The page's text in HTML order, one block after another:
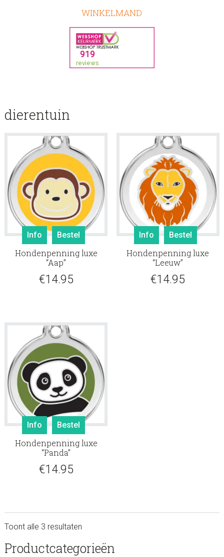
WINKELMAND
dierentuin
Info Bestel
Hondenpenning luxe
“Aap”
€14.95
Info Bestel
Hondenpenning luxe
“Leeuw”
€14.95
Info Bestel
Hondenpenning luxe
“Panda”
€14.95
Toont alle 3 resultaten
sidebar
Store
Productcategorieën